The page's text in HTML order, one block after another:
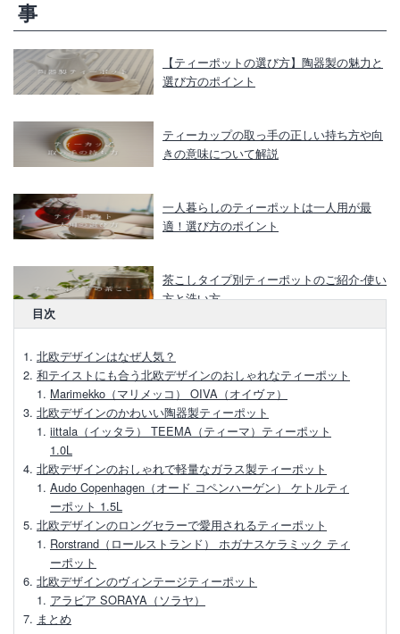
事
【ティーポットの選び方】陶器製の魅力と
選び方のポイント
ティーカップの取っ手の正しい持ち方や向
きの意味について解説
一人暮らしのティーポットは一人用が最
適！選び方のポイント
茶こしタイプ別ティーポットのご紹介-使い
方と洗い方
方、お手入れ方法を解説
【ホーローティーポット】メリットや選び
方、お手入れ方法
美味しい紅茶を入れるためのティーポット
の選び方と使い方
ティーポットとティーバッグでおいしい紅
【ティーポットの選び方】素材や種類で選
目次
北欧デザインはなぜ人気？
和テイストにも合う北欧デザインのおしゃれなティーポット
Marimekko（マリメッコ） OIVA（オイヴァ）
北欧デザインのかわいい陶器製ティーポット
iittala（イッタラ） TEEMA（ティーマ）ティーポット
1.0L
北欧デザインのおしゃれで軽量なガラス製ティーポット
Audo Copenhagen（オード コペンハーゲン） ケトルティ
ーポット 1.5L
北欧デザインのロングセラーで愛用されるティーポット
Rorstrand（ロールストランド） ホガナスケラミック ティ
ーポット
北欧デザインのヴィンテージティーポット
アラビア SORAYA（ソラヤ）
まとめ